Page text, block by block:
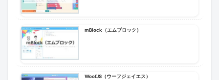
mBlock（エムブロック）
WoofJS（ウーフジェイエス）